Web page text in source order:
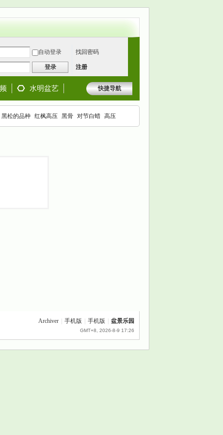
自动登录 找回密码
登录 注册
快捷导航
水明盆艺
黑松的品种 红枫高压 黑骨 对节白蜡 高压
Archiver 手机版 手机版 盆景乐园
GMT+8, 2026-8-9 17:26